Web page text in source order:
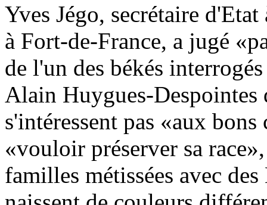
Yves Jégo, secrétaire
à Fort-de-France, a jugé
de l'un des békés
Alain Huygues-Despointes
s'intéressent pas «aux
«vouloir préserver sa
familles métissées avec